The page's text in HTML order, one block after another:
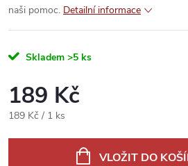
naši pomoc. Detailní informace
Skladem >5 ks
189 Kč
Měrná
189 Kč / 1 ks
VLOŽIT DO